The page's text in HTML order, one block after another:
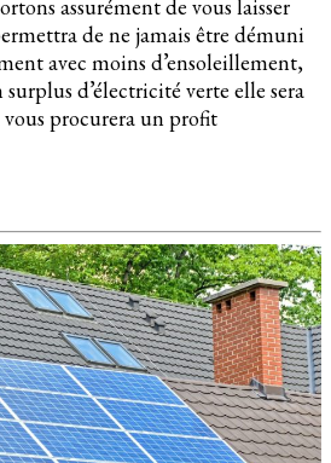
assurément de vous laisser
de ne jamais être démuni
avec moins d’ensoleillement,
d’électricité verte elle sera
procurera un profit